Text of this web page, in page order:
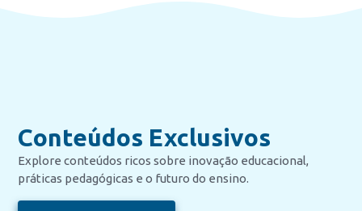
Conteúdos Exclusivos
Explore conteúdos ricos sobre inovação educacional,
práticas pedagógicas e o futuro do ensino.